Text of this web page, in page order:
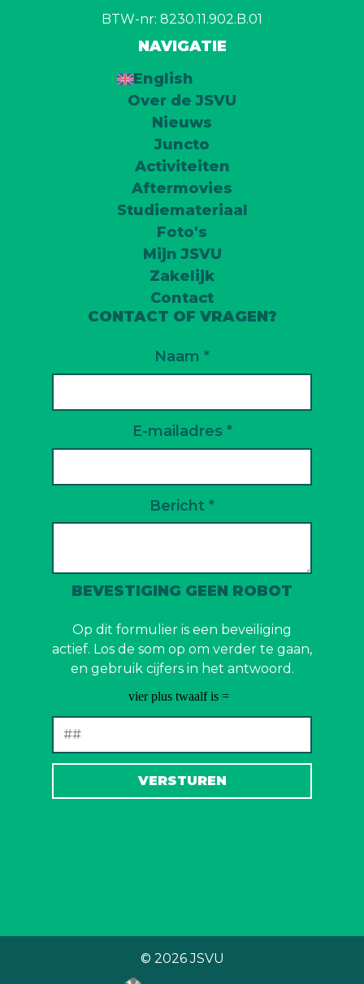
BTW-nr: 8230.11.902.B.01
NAVIGATIE
English
Over de JSVU
Nieuws
Juncto
Activiteiten
Aftermovies
Studiemateriaal
Foto's
Mijn JSVU
Zakelijk
Contact
CONTACT OF VRAGEN?
Naam *
E-mailadres *
Bericht *
BEVESTIGING GEEN ROBOT
Op dit formulier is een beveiliging
actief. Los de som op om verder te gaan,
en gebruik cijfers in het antwoord.
© 2026JSVU